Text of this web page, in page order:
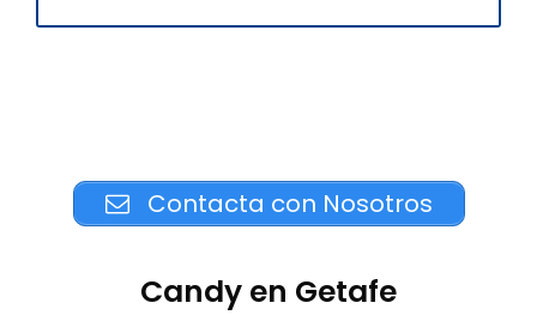
Contacta con Nosotros
Candy en Getafe